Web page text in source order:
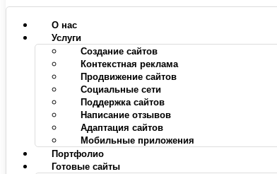
О нас
Услуги
Создание сайтов
Контекстная реклама
Продвижение сайтов
Социальные сети
Поддержка сайтов
Написание отзывов
Адаптация сайтов
Мобильные приложения
Портфолио
Готовые сайты